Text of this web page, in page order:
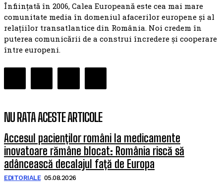
Înființată în 2006, Calea Europeană este cea mai mare
comunitate media în domeniul afacerilor europene și al
relațiilor transatlantice din România. Noi credem în
puterea comunicării de a construi încredere și cooperare
între europeni.
NU RATA ACESTE ARTICOLE
Accesul pacienților români la medicamente
inovatoare rămâne blocat: România riscă să
adâncească decalajul față de Europa
EDITORIALE 05.08.2026